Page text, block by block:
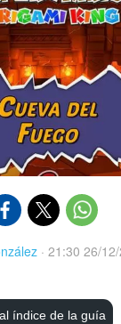
· 21:30 26/
índice de la guía